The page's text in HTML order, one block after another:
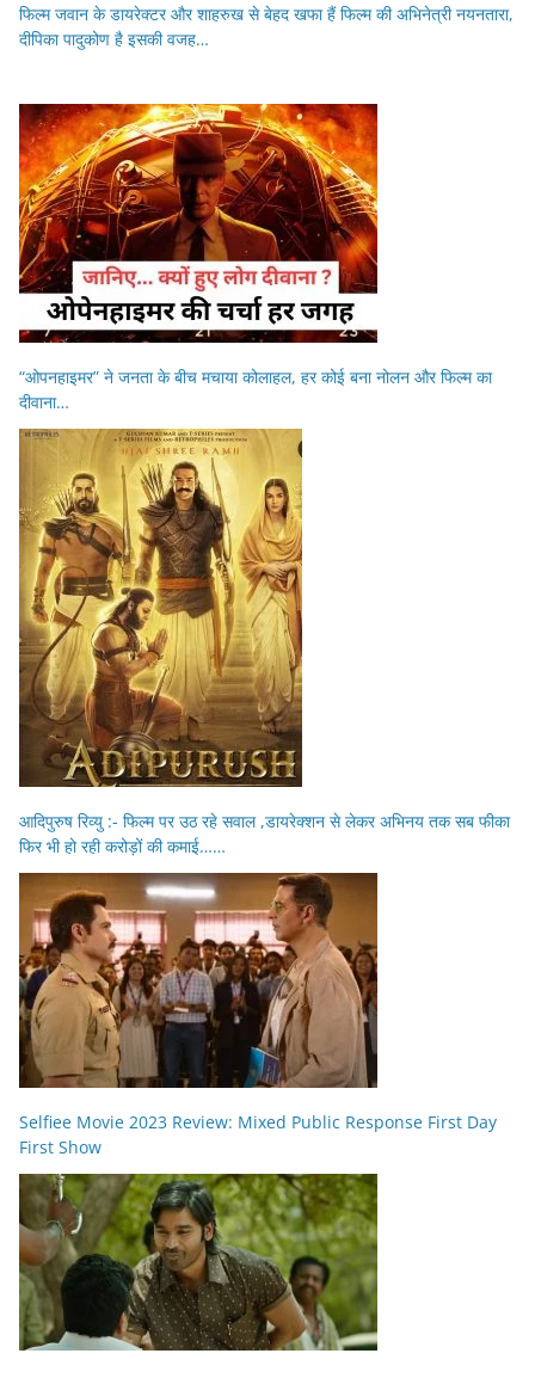
फिल्म जवान के डायरेक्टर और शाहरुख से बेहद खफा हैं फिल्म की अभिनेत्री नयनतारा,
दीपिका पादुकोण है इसकी वजह…
“ओपनहाइमर” ने जनता के बीच मचाया कोलाहल, हर कोई बना नोलन और फिल्म का
दीवाना…
आदिपुरुष रिव्यु :- फिल्म पर उठ रहे सवाल ,डायरेक्शन से लेकर अभिनय तक सब फीका
फिर भी हो रही करोड़ों की कमाई……
Selfiee Movie 2023 Review: Mixed Public Response First Day
First Show